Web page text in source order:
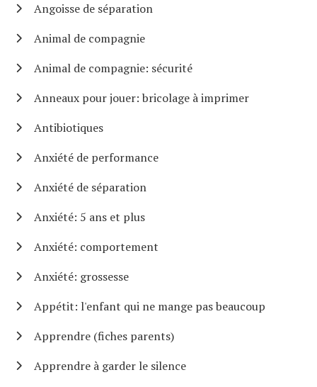
Angoisse de séparation
Animal de compagnie
Animal de compagnie: sécurité
Anneaux pour jouer: bricolage à imprimer
Antibiotiques
Anxiété de performance
Anxiété de séparation
Anxiété: 5 ans et plus
Anxiété: comportement
Anxiété: grossesse
Appétit: l'enfant qui ne mange pas beaucoup
Apprendre (fiches parents)
Apprendre à garder le silence